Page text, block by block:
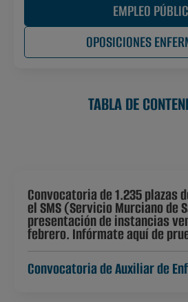
EMPLEO
OPOSICIONES
TABLA DE
Convocatoria de 1.235 plazas
el SMS (Servicio Murciano de
presentación de instancias
febrero. Infórmate aquí de
Convocatoria de Auxiliar de